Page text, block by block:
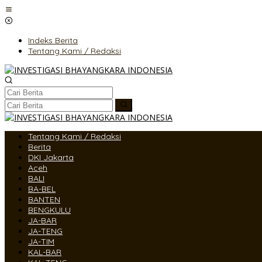
Lewati
ke
Indeks Berita
Tentang Kami / Redaksi
Tentang Kami / Redaksi
Berita
DKI Jakarta
Aceh
BALI
BA-BEL
BANTEN
BENGKULU
JA-BAR
JA-TENG
JA-TIM
KAL-BAR